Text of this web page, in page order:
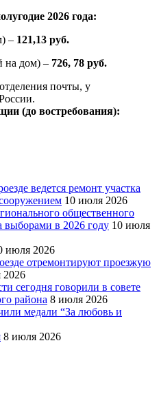
2026 года:
– 121,13 руб.
на дом) – 726, 78 руб.
почты, у
(до востребования):
ведется ремонт участка
10 июля 2026
общественного
в 2026 году 10 июля
июля 2026
отремонтируют проезжую
2026
сегодня говорили в совете
района 8 июля 2026
медали “За любовь и
8 июля 2026